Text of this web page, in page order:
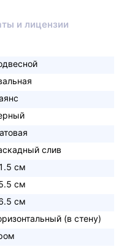
и лицензии
слив
см
см
см
(в стену)